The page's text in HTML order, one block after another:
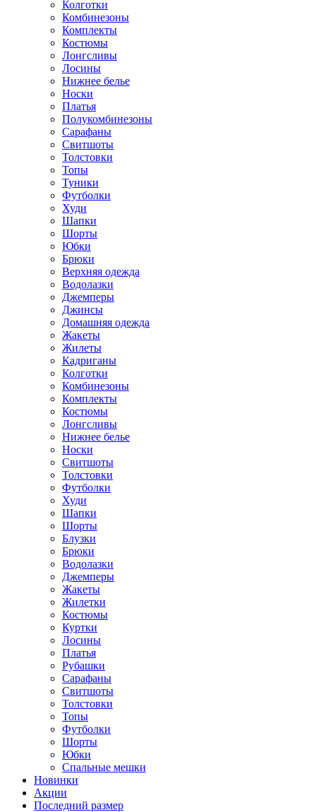
Колготки
Комбинезоны
Комплекты
Костюмы
Лонгсливы
Лосины
Нижнее белье
Носки
Платья
Полукомбинезоны
Сарафаны
Свитшоты
Толстовки
Топы
Туники
Футболки
Худи
Шапки
Шорты
Юбки
Брюки
Верхняя одежда
Водолазки
Джемперы
Джинсы
Домашняя одежда
Жакеты
Жилеты
Кадриганы
Колготки
Комбинезоны
Комплекты
Костюмы
Лонгсливы
Нижнее белье
Носки
Свитшоты
Толстовки
Футболки
Худи
Шапки
Шорты
Блузки
Брюки
Водолазки
Джемперы
Жакеты
Жилетки
Костюмы
Куртки
Лосины
Платья
Рубашки
Сарафаны
Свитшоты
Толстовки
Топы
Футболки
Шорты
Юбки
Спальные мешки
Новинки
Акции
Последний размер